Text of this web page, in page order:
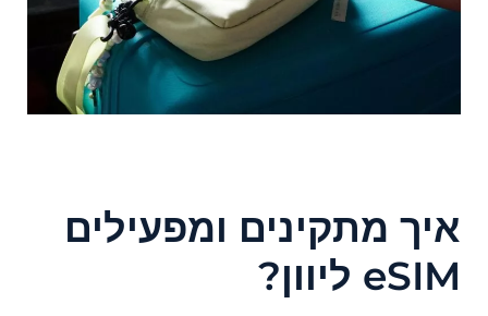
איך מתקינים ומפעילים
eSIM ליוון?